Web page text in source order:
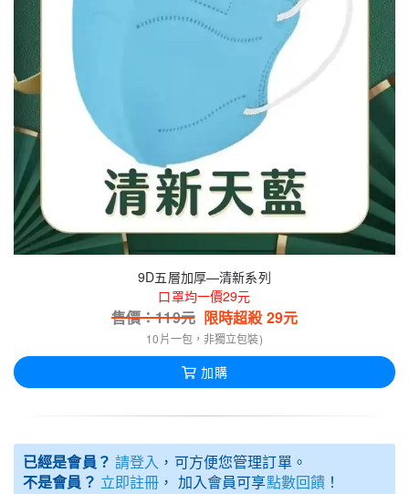
9D五層加厚—清新系列
口罩均一價29元
售價：119元 限時超殺 29元
10片一包，非獨立包裝)
加購
已經是會員？ 請登入 ，可方便您管理訂單。
不是會員？ 立即註冊 ， 加入會員可享點數回饋！